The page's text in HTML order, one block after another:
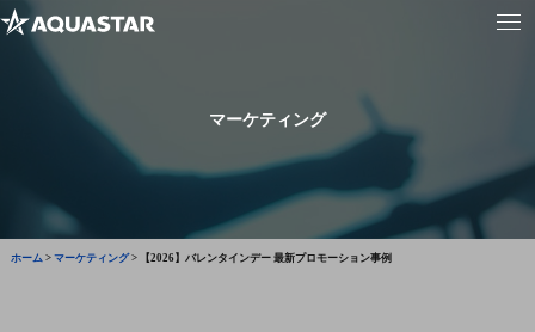
マーケティング
ホーム> マーケティング> 【2026】バレンタインデー 最新プロモーション事例